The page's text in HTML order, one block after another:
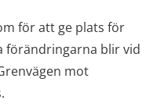
för att ge plats för
förändringarna blir vid
mot